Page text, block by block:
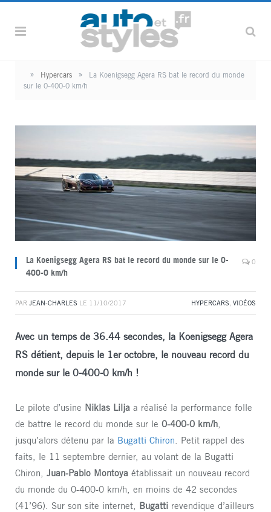
» Hypercars »
La Koenigsegg Agera RS bat le record du monde
sur le 0-400-0 km/h
La Koenigsegg Agera RS bat le record du monde sur le 0-
400-0 km/h
0
PAR JEAN-CHARLES LE 11/10/2017 HYPERCARS VIDÉOS
Avec un temps de 36.44 secondes, la Koenigsegg Agera
RS détient, depuis le 1er octobre, le nouveau record du
monde sur le 0-400-0 km/h !
Le pilote d’usine Niklas Lilja a réalisé la performance folle
de battre le record du monde sur le 0-400-0 km/h,
jusqu’alors détenu par la Bugatti Chiron. Petit rappel des
faits, le 11 septembre dernier, au volant de la Bugatti
Chiron, Juan-Pablo Montoya établissait un nouveau record
du monde du 0-400-0 km/h, en moins de 42 secondes
(41’96). Sur son site internet, Bugatti revendique d’ailleurs